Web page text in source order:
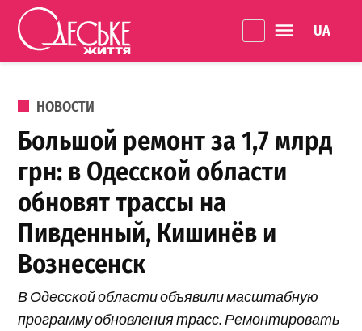
Перейти к содержанию
життя
ОПУБЛИКОВАНО В
НОВОСТИ
Большой ремонт за 1,7 млрд
грн: в Одесской области
обновят трассы на
Пивденный, Кишинёв и
Вознесенск
В Одесской области объявили масштабную
программу обновления трасс. Ремонтировать